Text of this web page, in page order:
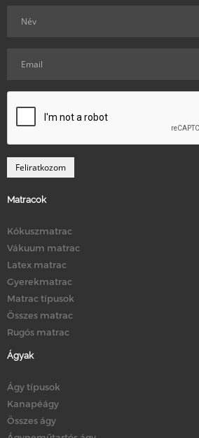
Matracok
Kókuszmatrac
Vákuum matrac
Latex matrac
Gyerekmatrac
Matrac típusok
Összes matrac
Rugós matrac
Ágyak
Ágy típusok
Kanapéágy
Összes ágy